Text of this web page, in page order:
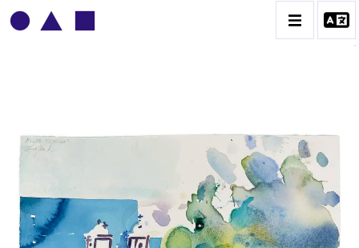
ADOLPHE DEVILLE
BIOGRAPHIE
CATALOGUE DES OEUVRES